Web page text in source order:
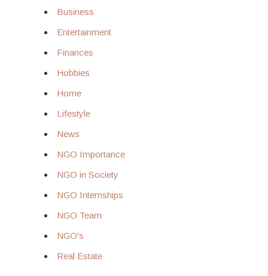
Business
Entertainment
Finances
Hobbies
Home
Lifestyle
News
NGO Importance
NGO in Society
NGO Internships
NGO Team
NGO's
Real Estate